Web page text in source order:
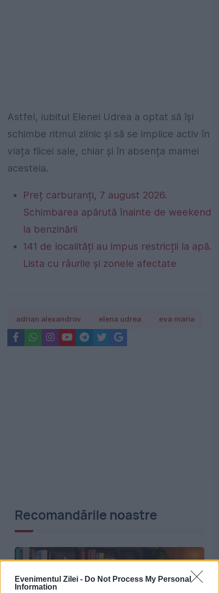
Evenimentul Zilei - Do Not Process My Personal
Information
Astfel, iubitul Elenei Udrea a optat să își
schimbe ritmul zilnic și să se implice activ în
viața fiicei sale, chiar și în absența mamei
acesteia.
Preț carburanți, 7 august 2026.
Schimbarea apărută înainte de weekend
la benzinării
141 de localități au impus restricții la apă.
Lista cu râurile și zonele afectate
adrian alexandrov elena udrea eva maria
Recomandările noastre